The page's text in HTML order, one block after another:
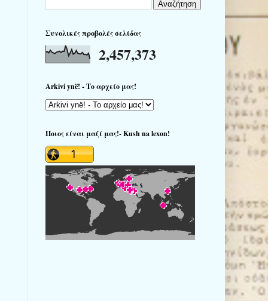
Συνολικές προβολές σελίδας
2,457,373
Arkivi ynë! - Το αρχείο μας!
Ποιος είναι μαζί μας!- Kush na lexon!